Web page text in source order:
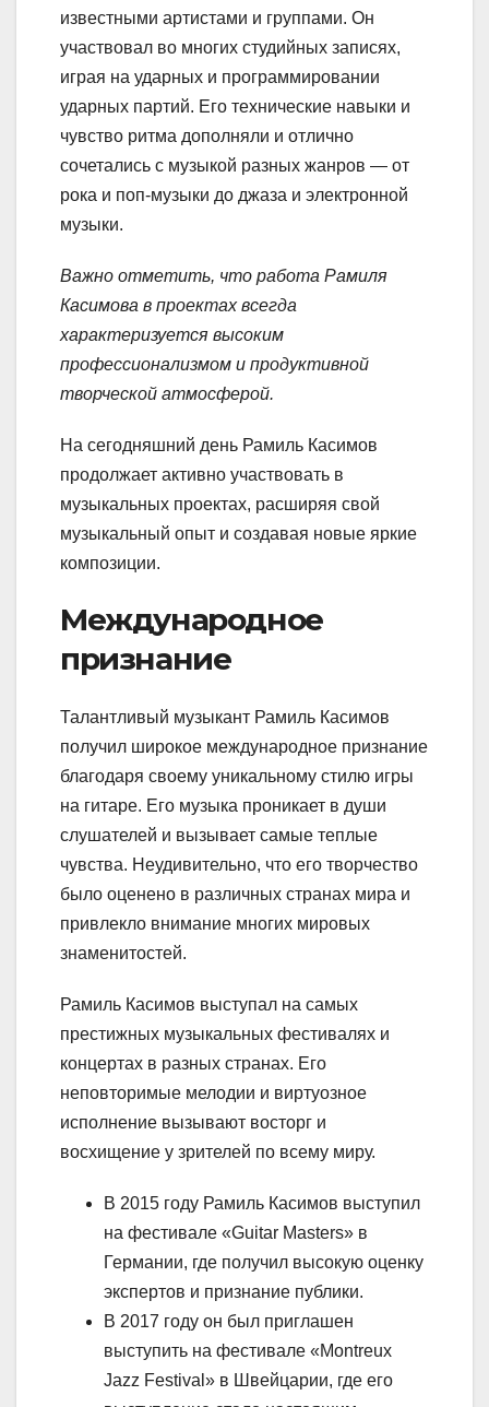
известными артистами и группами. Он
участвовал во многих студийных записях,
играя на ударных и программировании
ударных партий. Его технические навыки и
чувство ритма дополняли и отлично
сочетались с музыкой разных жанров — от
рока и поп-музыки до джаза и электронной
музыки.
Важно отметить, что работа Рамиля
Касимова в проектах всегда
характеризуется высоким
профессионализмом и продуктивной
творческой атмосферой.
На сегодняшний день Рамиль Касимов
продолжает активно участвовать в
музыкальных проектах, расширяя свой
музыкальный опыт и создавая новые яркие
композиции.
Международное
признание
Талантливый музыкант Рамиль Касимов
получил широкое международное признание
благодаря своему уникальному стилю игры
на гитаре. Его музыка проникает в души
слушателей и вызывает самые теплые
чувства. Неудивительно, что его творчество
было оценено в различных странах мира и
привлекло внимание многих мировых
знаменитостей.
Рамиль Касимов выступал на самых
престижных музыкальных фестивалях и
концертах в разных странах. Его
неповторимые мелодии и виртуозное
исполнение вызывают восторг и
восхищение у зрителей по всему миру.
В 2015 году Рамиль Касимов выступил
на фестивале «Guitar Masters» в
Германии, где получил высокую оценку
экспертов и признание публики.
В 2017 году он был приглашен
выступить на фестивале «Montreux
Jazz Festival» в Швейцарии, где его